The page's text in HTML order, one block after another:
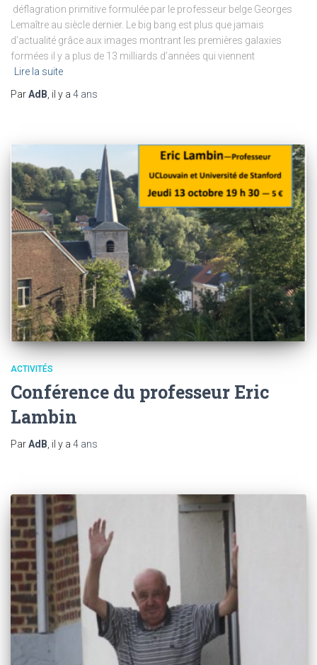
déflagration primitive formulée par le professeur belge Georges
Lemaître au siècle dernier. Le big bang est plus que jamais
d’actualité grâce aux images montrant les premières galaxies
formées il y a plus de 13 milliards d’années qui viennent
Lire la suite
ParAdB , il y a 4 ans
ACTIVITÉS
Conférence du professeur Eric
Lambin
ParAdB, il y a 4 ans